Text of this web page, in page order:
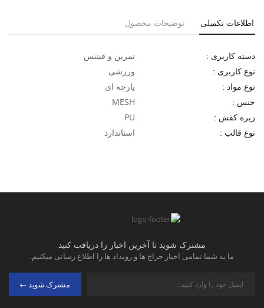
اطلاعات تکمیلی توضیحات محصول
دسته کاربری : تمرین و فیتنس
نوع کاربری : ورزشی
نوع مواد : پارچه ای
جنس : MESH
زیره کفش : PU
نوع قالب : استاندارد
مشترک شوید تا آخرین اخبار را دریافت کنید
ما به شما تمامی اخبار حراج ها و رویداد ها را اطلاع رسانی میکنیم.
مشترک شوید